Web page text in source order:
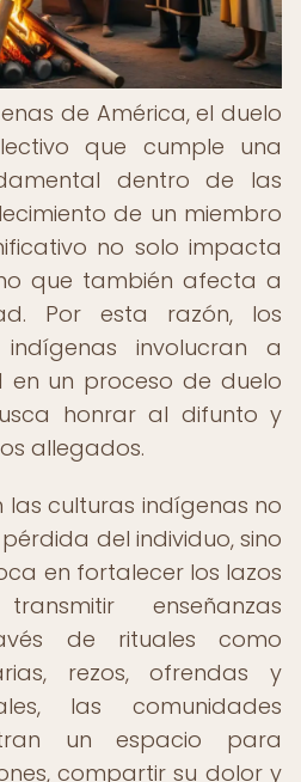
de América, el duelo
que cumple una
dentro de las
de un miembro
no solo impacta
que también afecta a
Por esta razón, los
involucran a
un proceso de duelo
honrar al difunto y
allegados.
las culturas indígenas no
del individuo, sino
en fortalecer los lazos
enseñanzas
de rituales como
rezos, ofrendas y
las comunidades
un espacio para
compartir su dolor y